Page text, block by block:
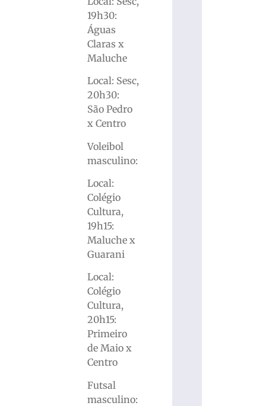
19h30:
Águas
Claras x
Maluche
Local: Sesc,
20h30:
São Pedro
x Centro
Voleibol
masculino:
Local:
Colégio
Cultura,
19h15:
Maluche x
Guarani
Local:
Colégio
Cultura,
20h15:
Primeiro
de Maio x
Centro
Futsal
masculino: